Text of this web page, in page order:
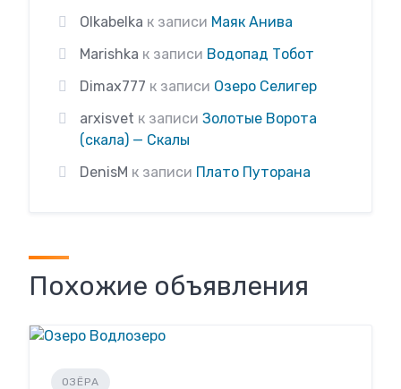
Olkabelka к записи Маяк Анива
Marishka к записи Водопад Тобот
Dimax777 к записи Озеро Селигер
arxisvet к записи Золотые Ворота
(скала) — Скалы
DenisM к записи Плато Путорана
Похожие объявления
ОЗЁРА